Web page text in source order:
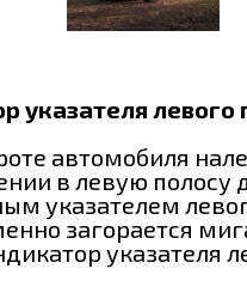
указателя левого
автомобиля
в левую полосу
указателем
загорается
указателя